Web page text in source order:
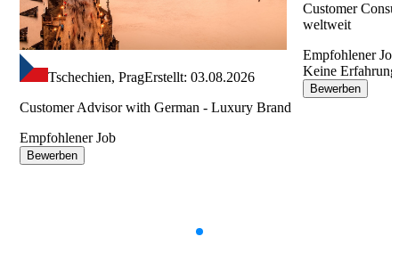
Tschechien, PragErstellt: 03.08.2026
Customer Advisor with German - Luxury Brand
Empfohlener Job
Bewerben
Customer
weltweit
Empfohlener Job
Keine
Bewerben